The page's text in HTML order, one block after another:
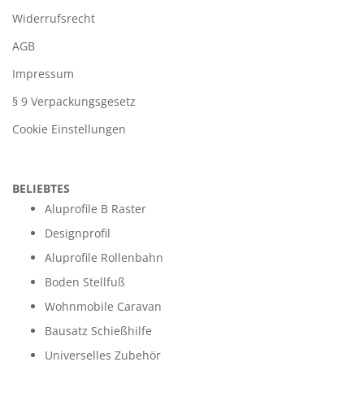
Widerrufsrecht
AGB
Impressum
§ 9 Verpackungsgesetz
Cookie Einstellungen
BELIEBTES
Aluprofile B Raster
Designprofil
Aluprofile Rollenbahn
Boden Stellfuß
Wohnmobile Caravan
Bausatz Schießhilfe
Universelles Zubehör